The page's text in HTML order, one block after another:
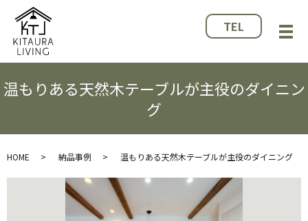
TEL
メ
温もりある天然木テーブルが主役のダイニン
グ
HOME 納品事例 温もりある天然木テーブルが主役のダイニング